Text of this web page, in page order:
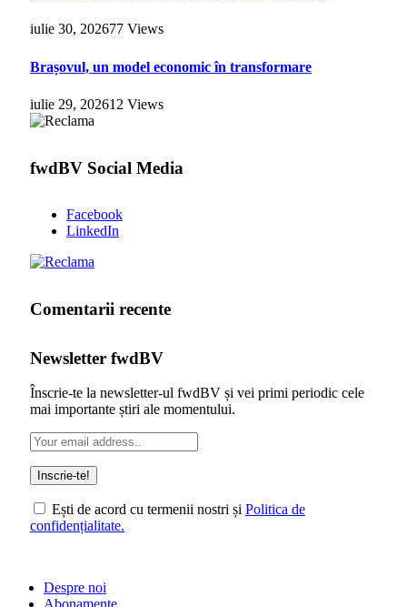
iulie 30, 202677 Views
Brașovul, un model economic în transformare
iulie 29, 202612 Views
fwdBV Social Media
Facebook
LinkedIn
Comentarii recente
Newsletter fwdBV
Înscrie-te la newsletter-ul fwdBV și vei primi periodic cele
mai importante știri ale momentului.
Ești de acord cu termenii nostri și Politica de
confidențialitate.
Despre noi